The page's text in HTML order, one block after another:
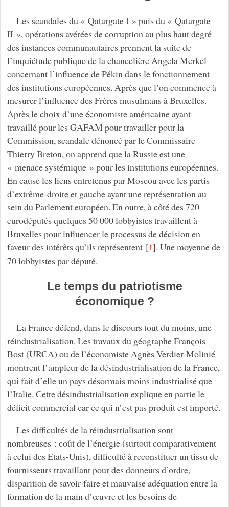
Les scandales du « Qatargate I » puis du « Qatargate
II », opérations avérées de corruption au plus haut degré
des instances communautaires prennent la suite de
l’inquiétude publique de la chancelière Angela Merkel
concernant l’influence de Pékin dans le fonctionnement
des institutions européennes. Après que l’on commence à
mesurer l’influence des Frères musulmans à Bruxelles.
Après le choix d’une économiste américaine ayant
travaillé pour les GAFAM pour travailler pour la
Commission, scandale dénoncé par le Commissaire
Thierry Breton, on apprend que la Russie est une
« menace systémique » pour les institutions européennes.
En cause les liens entretenus par Moscou avec les partis
d’extrême-droite et gauche ayant une représentation au
sein du Parlement européen. En outre, à côté des 720
eurodéputés quelques 50 000 lobbyistes travaillent à
Bruxelles pour influencer le processus de décision en
faveur des intérêts qu’ils représentent[1]. Une moyenne de
70 lobbyistes par député.
Le temps du patriotisme
économique ?
La France défend, dans le discours tout du moins, une
réindustrialisation. Les travaux du géographe François
Bost (URCA) ou de l’économiste Agnès Verdier-Molinié
montrent l’ampleur de la désindustrialisation de la France,
qui fait d’elle un pays désormais moins industrialisé que
l’Italie. Cette désindustrialisation explique en partie le
déficit commercial car ce qui n’est pas produit est importé.
Les difficultés de la réindustrialisation sont
nombreuses : coût de l’énergie (surtout comparativement
à celui des Etats-Unis), difficulté à reconstituer un tissu de
fournisseurs travaillant pour des donneurs d’ordre,
disparition de savoir-faire et mauvaise adéquation entre la
formation de la main d’œuvre et les besoins de